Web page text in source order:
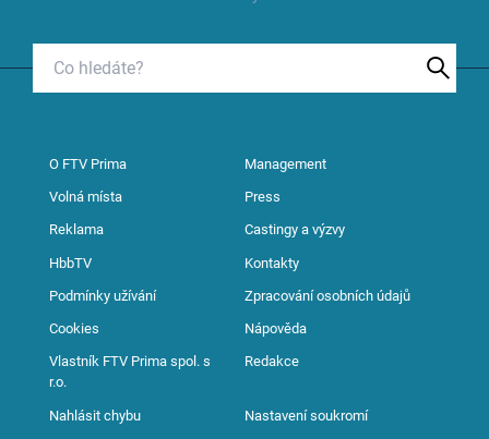
O FTV Prima Management
Volná místa Press
Reklama Castingy a výzvy
HbbTV Kontakty
Podmínky užívání Zpracování osobních údajů
Cookies Nápověda
Vlastník FTV Prima spol. s
r.o.
Redakce
Nahlásit chybu Nastavení soukromí